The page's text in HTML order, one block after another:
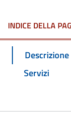
INDICE DELLA
Descrizione
Servizi